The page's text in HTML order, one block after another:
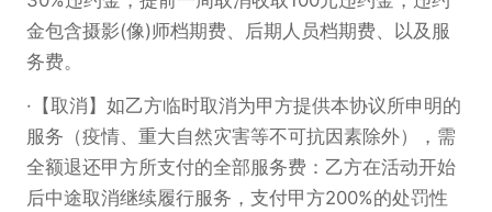
金包含摄影(像)师档期费、后期人员档期费、以及服
务费。
【取消】如乙方临时取消为甲方提供本协议所申明的
服务（疫情、重大自然灾害等不可抗因素除外），需
全额退还甲方所支付的全部服务费：乙方在活动开始
后中途取消继续履行服务，支付甲方200%的处罚性